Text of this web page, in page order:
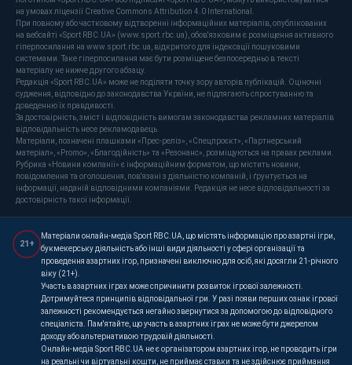
на умовах ліцензії Creative Commons Attribution 4.0 International.
При повному або частковому відтворенні інформаційних матеріалів, опублікованих
на вебсайті «Sport RBC.UA» (www.sport.rbc.ua), обов'язковим є розміщення активного
гіперпосилання на www.sport.rbc.ua, відкритого для індексації пошуковими
системами. Таке гіперпосилання має бути розміщене безпосередньо в тексті
матеріалу не нижче другого абзацу.
Редакція «Sport RBC.UA» може не поділяти точку зору авторів публікацій. Оціночні
судження, відповідно до законодавства України, не підлягають спростуванню та
доведенню їх правдивості.
За достовірність, зміст і відповідність вимогам законодавства рекламних матеріалів
відповідальність несе рекламодавець.
Матеріали, позначені плашками «Прес-реліз», «Спецпроєкт», «Партнерський
матеріал», «Promo», «Благодійність» та «Резонанс», розміщуються на правах реклами.
Рубрика «Новини компанії» є інформаційним форматом, що містить новини,
повідомлення та оголошення, пов'язані з діяльністю компаній, і ґрунтується на
інформації, наданій відповідними компаніями. Редакція не несе відповідальності за
достовірність такої інформації.
21+
Матеріали онлайн-медіа Sport RBC.UA, що містять інформацію про азартні ігри,
букмекерську діяльність або інші види діяльності у сфері організації та
проведення азартних ігор, призначені виключно для осіб, які досягли 21-річного
віку (21+).
Участь в азартних іграх може спричинити розвиток ігрової залежності.
Дотримуйтеся принципів відповідальної гри. У разі появи перших ознак ігрової
залежності рекомендується негайно звернутися за допомогою до відповідного
спеціаліста. Пам'ятайте, що участь в азартних іграх не може бути джерелом
доходу або альтернативою трудовій діяльності.
Онлайн-медіа Sport RBC.UA не є організатором азартних ігор, не проводить ігри
на реальні чи віртуальні кошти, не приймає ставки та не здійснює приймання